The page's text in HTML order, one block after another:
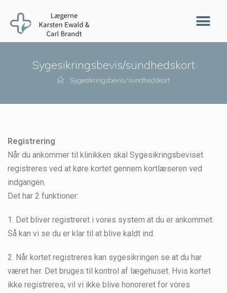
Sygesikringsbevis/sundhedskort
Sygesikringsbevis/sundhedskort
Registrering
Når du ankommer til klinikken skal Sygesikringsbeviset
registreres ved at køre kortet gennem kortlæseren ved
indgangen.
Det har 2 funktioner:
1. Det bliver registreret i vores system at du er ankommet.
Så kan vi se du er klar til at blive kaldt ind.
2. Når kortet registreres kan sygesikringen se at du har
været her. Det bruges til kontrol af lægehuset. Hvis kortet
ikke registreres, vil vi ikke blive honoreret for vores